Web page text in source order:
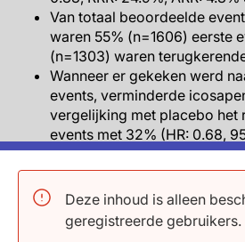
Deze inhoud is alleen
geregistreerde gebruikers.
Van totaal beoordeelde
waren 55% (n=1606) eerste
(n=1303) waren
Wanneer er gekeken werd
events, verminderde
vergelijking met placebo het
events met 32% (HR: 0.68,
derde events met 31% (HR:
0.82) en ≥vierde events met
95%CI: 0.38-0.70).
In het algemeen, wanneer er
totale events, verminderde